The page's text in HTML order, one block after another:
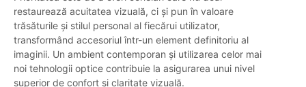
restaurează acuitatea vizuală, ci și pun în valoare
trăsăturile și stilul personal al fiecărui utilizator,
transformând accesoriul într-un element definitoriu al
imaginii. Un ambient contemporan și utilizarea celor mai
noi tehnologii optice contribuie la asigurarea unui nivel
superior de confort și claritate vizuală.